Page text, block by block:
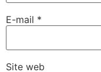
E-mail *
Site web